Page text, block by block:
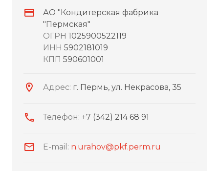
АО "Кондитерская фабрика
"Пермская"
ОГРН 1025900522119
ИНН 5902181019
КПП 590601001
Адрес: г. Пермь, ул. Некрасова, 35
Телефон: +7 (342) 214 68 91
E-mail: n.urahov@pkf.perm.ru